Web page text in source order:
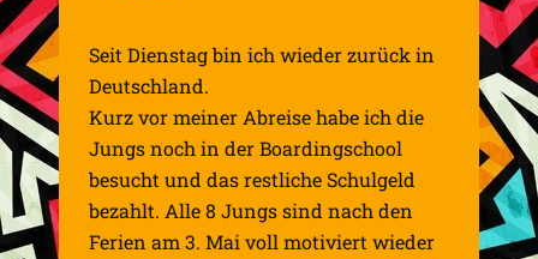
Seit Dienstag bin ich wieder zurück in
Deutschland.
Kurz vor meiner Abreise habe ich die
Jungs noch in der Boardingschool
besucht und das restliche Schulgeld
bezahlt. Alle 8 Jungs sind nach den
Ferien am 3. Mai voll motiviert wieder